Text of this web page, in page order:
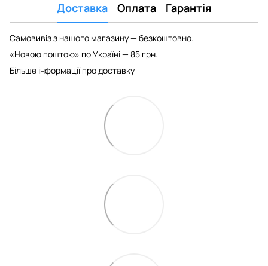
Доставка Оплата Гарантія
Самовивіз з нашого магазину — безкоштовно.
«Новою поштою» по Україні — 85 грн.
Більше інформації про доставку